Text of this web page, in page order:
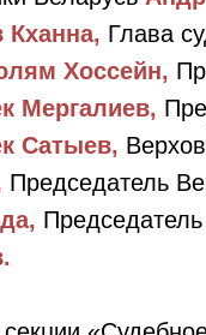
Глава
Хоссейн,
Мергалиев,
Сатыев,
Председатель